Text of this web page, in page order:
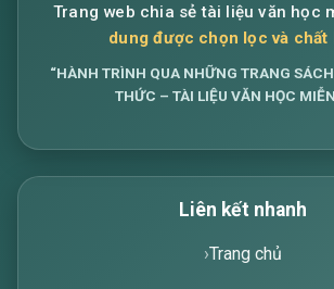
Trang web chia sẻ tài liệu văn học
dung được chọn lọc và chất
“HÀNH TRÌNH QUA NHỮNG TRANG
THỨC – TÀI LIỆU VĂN HỌC
Liên kết nhanh
Trang chủ